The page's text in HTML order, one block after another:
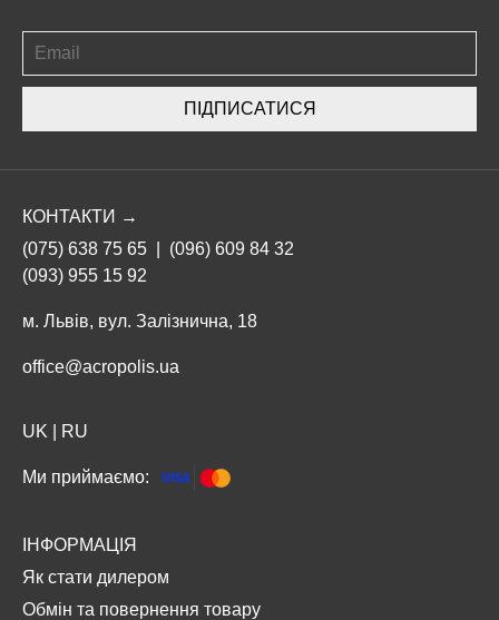
ПІДПИСАТИСЯ
КОНТАКТИ →
(075) 638 75 65
(096) 609 84 32
(093) 955 15 92
м. Львів, вул. Залізнична, 18
office@acropolis.ua
UK RU
Ми приймаємо:
ІНФОРМАЦІЯ
Як стати дилером
Обмін та повернення товару